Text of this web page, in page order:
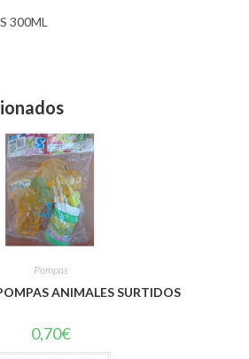
300ML
Pompas
ANIMALES SURTIDOS
0,70€